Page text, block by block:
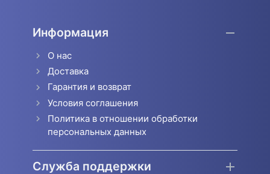
Информация
О нас
Доставка
Гарантия и возврат
Условия соглашения
Политика в отношении обработки
персональных данных
Служба поддержки